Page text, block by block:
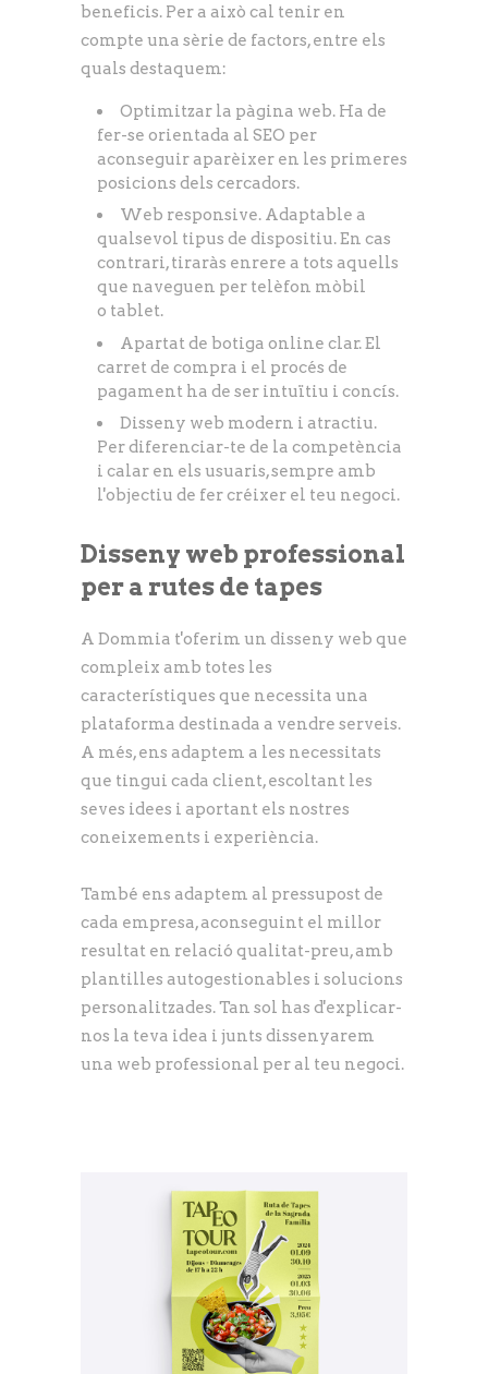
beneficis. Per a això cal tenir en
compte una sèrie de factors, entre els
quals destaquem:
Optimitzar la pàgina web. Ha de
fer-se orientada al SEO per
aconseguir aparèixer en les primeres
posicions dels cercadors.
Web responsive. Adaptable a
qualsevol tipus de dispositiu. En cas
contrari, tiraràs enrere a tots aquells
que naveguen per telèfon mòbil
o tablet.
Apartat de botiga online clar. El
carret de compra i el procés de
pagament ha de ser intuïtiu i concís.
Disseny web modern i atractiu.
Per diferenciar-te de la competència
i calar en els usuaris, sempre amb
l'objectiu de fer créixer el teu negoci.
Disseny web professional
per a rutes de tapes
A Dommia t'oferim un disseny web que
compleix amb totes les
característiques que necessita una
plataforma destinada a vendre serveis.
A més, ens adaptem a les necessitats
que tingui cada client, escoltant les
seves idees i aportant els nostres
coneixements i experiència.
També ens adaptem al pressupost de
cada empresa, aconseguint el millor
resultat en relació qualitat-preu, amb
plantilles autogestionables i solucions
personalitzades. Tan sol has d'explicar-
nos la teva idea i junts dissenyarem
una web professional per al teu negoci.